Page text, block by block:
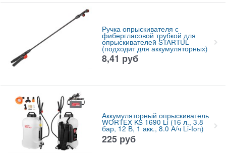
Ручка опрыскивателя с
фибергласовой трубкой для
опрыскивателей STARTUL
(подходит для аккумуляторных)
8,41 руб
Аккумуляторный опрыскиватель
WORTEX KS 1690 Li (16 л., 3.8
бар, 12 В, 1 акк., 8.0 А/ч Li-Ion)
225 руб